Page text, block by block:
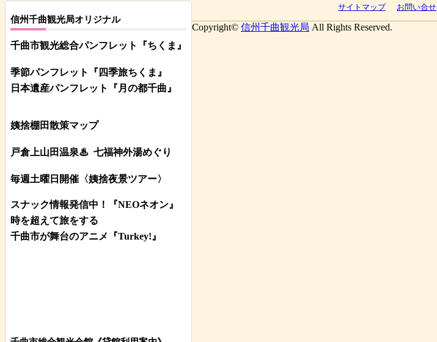
信州千曲観光局オリジナル
千曲市観光総合パンフレット 『ちくま』
季節パンフレット『四季旅ちくま』
日本遺産パンフレット
『月の都千曲』
姨捨棚田散策マップ
戸倉上山田温泉♨ 七福神外湯めぐり
毎週土曜日開催〈姨捨夜景ツアー〉
スナック情報発信中！『NEOネオン』
時を超えて旅をする
千曲市が舞台のアニメ『Turkey!』
サイトマップ お問い合せ
Copyright© 信州千曲観光局 All Rights Reserved.